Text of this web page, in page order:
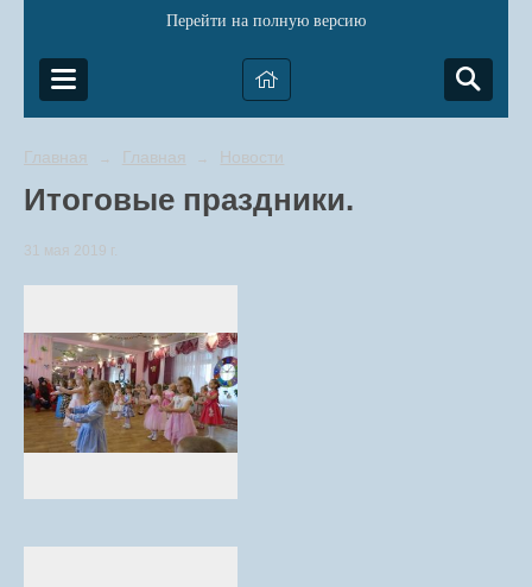
Перейти на полную версию
Главная → Главная → Новости
Итоговые праздники.
31 мая 2019 г.